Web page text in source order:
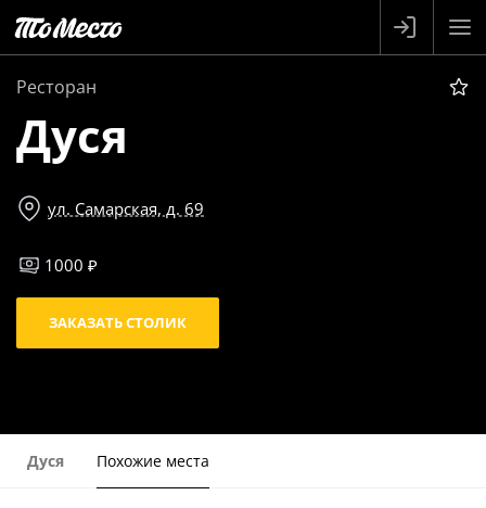
Ресторан
Дуся
ул. Самарская, д. 69
1000 ₽
ЗАКАЗАТЬ СТОЛИК
Дуся Похожие места